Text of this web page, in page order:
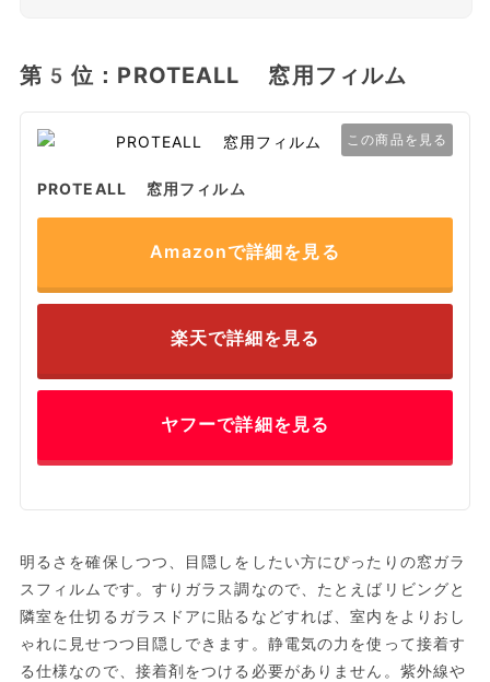
第5位：PROTEALL 窓用フィルム
この商品を見る
PROTEALL 窓用フィルム
Amazonで詳細を見る
楽天で詳細を見る
ヤフーで詳細を見る
明るさを確保しつつ、目隠しをしたい方にぴったりの窓ガラ
スフィルムです。すりガラス調なので、たとえばリビングと
隣室を仕切るガラスドアに貼るなどすれば、室内をよりおし
ゃれに見せつつ目隠しできます。静電気の力を使って接着す
る仕様なので、接着剤をつける必要がありません。紫外線や